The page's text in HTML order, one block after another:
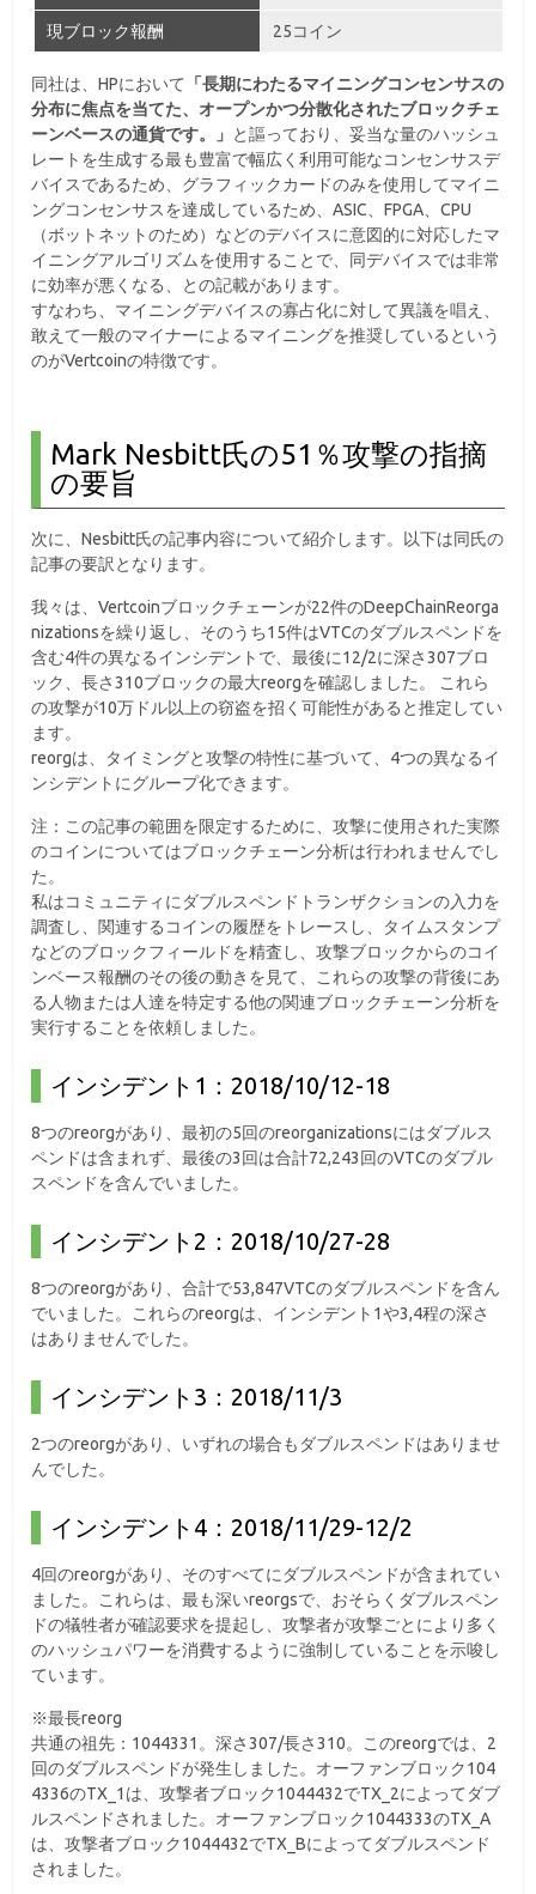
現ブロック報酬 25コイン
同社は、HPにおいて
「長期にわたるマイニングコンセンサスの
分布に焦点を当てた、オープンかつ分散化されたブロックチェ
ーンベースの通貨です。」 と謳っており、妥当な量のハッシュ
レートを生成する最も豊富で幅広く利用可能なコンセンサスデ
バイスであるため、グラフィックカードのみを使用してマイニ
ングコンセンサスを達成しているため、ASIC、FPGA、CPU
（ボットネットのため）などのデバイスに意図的に対応したマ
イニングアルゴリズムを使用することで、同デバイスでは非常
に効率が悪くなる、との記載があります。
すなわち、マイニングデバイスの寡占化に対して異議を唱え、
敢えて一般のマイナーによるマイニングを推奨しているという
のがVertcoinの特徴です。
Mark Nesbitt氏の51％攻撃の指摘
の要旨
次に、Nesbitt氏の記事内容について紹介します。以下は同氏の
記事の要訳となります。
我々は、Vertcoinブロックチェーンが22件のDeepChainReorga
nizationsを繰り返し、そのうち15件はVTCのダブルスペンドを
含む4件の異なるインシデントで、最後に12/2に深さ307ブロ
ック、長さ310ブロックの最大reorgを確認しました。 これら
の攻撃が10万ドル以上の窃盗を招く可能性があると推定してい
ます。
reorgは、タイミングと攻撃の特性に基づいて、4つの異なるイ
ンシデントにグループ化できます。
注：この記事の範囲を限定するために、攻撃に使用された実際
のコインについてはブロックチェーン分析は行われませんでし
た。
私はコミュニティにダブルスペンドトランザクションの入力を
調査し、関連するコインの履歴をトレースし、タイムスタンプ
などのブロックフィールドを精査し、攻撃ブロックからのコイ
ンベース報酬のその後の動きを見て、これらの攻撃の背後にあ
る人物または人達を特定する他の関連ブロックチェーン分析を
実行することを依頼しました。
インシデント1：2018/10/12-18
8つのreorgがあり、最初の5回のreorganizationsにはダブルス
ペンドは含まれず、最後の3回は合計72,243回のVTCのダブル
スペンドを含んでいました。
インシデント2：2018/10/27-28
8つのreorgがあり、合計で53,847VTCのダブルスペンドを含ん
でいました。これらのreorgは、インシデント1や3,4程の深さ
はありませんでした。
インシデント3：2018/11/3
2つのreorgがあり、いずれの場合もダブルスペンドはありませ
んでした。
インシデント4：2018/11/29-12/2
4回のreorgがあり、そのすべてにダブルスペンドが含まれてい
ました。これらは、最も深いreorgsで、おそらくダブルスペン
ドの犠牲者が確認要求を提起し、攻撃者が攻撃ごとにより多く
のハッシュパワーを消費するように強制していることを示唆し
ています。
※最長reorg
共通の祖先：1044331。深さ307/長さ310。このreorgでは、2
回のダブルスペンドが発生しました。オーファンブロック104
4336のTX_1は、攻撃者ブロック1044432でTX_2によってダブ
ルスペンドされました。オーファンブロック1044333のTX_A
は、攻撃者ブロック1044432でTX_Bによってダブルスペンド
されました。